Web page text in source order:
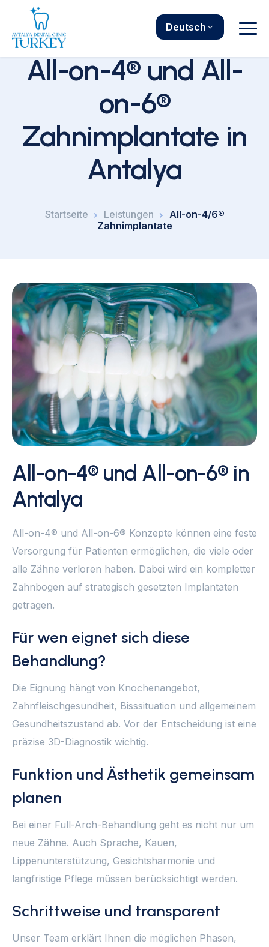
Deutsch
All-on-4® und All-
on-6®
Zahnimplantate in
Antalya
Startseite Leistungen
All-on-4/6®
Zahnimplantate
All-on-4® und All-on-6® in
Antalya
All-on-4® und All-on-6® Konzepte können eine feste
Versorgung für Patienten ermöglichen, die viele oder
alle Zähne verloren haben. Dabei wird ein kompletter
Zahnbogen auf strategisch gesetzten Implantaten
getragen.
Für wen eignet sich diese
Behandlung?
Die Eignung hängt von Knochenangebot,
Zahnfleischgesundheit, Bisssituation und allgemeinem
Gesundheitszustand ab. Vor der Entscheidung ist eine
präzise 3D-Diagnostik wichtig.
Funktion und Ästhetik gemeinsam
planen
Bei einer Full-Arch-Behandlung geht es nicht nur um
neue Zähne. Auch Sprache, Kauen,
Lippenunterstützung, Gesichtsharmonie und
langfristige Pflege müssen berücksichtigt werden.
Schrittweise und transparent
Unser Team erklärt Ihnen die möglichen Phasen,